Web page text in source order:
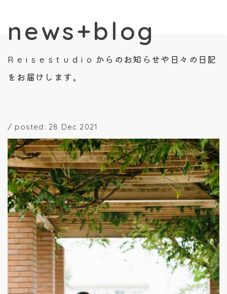
news+blog
R e i s e s t u d i o からのお知らせや日々の日記
をお届けします。
/ posted: 28 Dec 2021